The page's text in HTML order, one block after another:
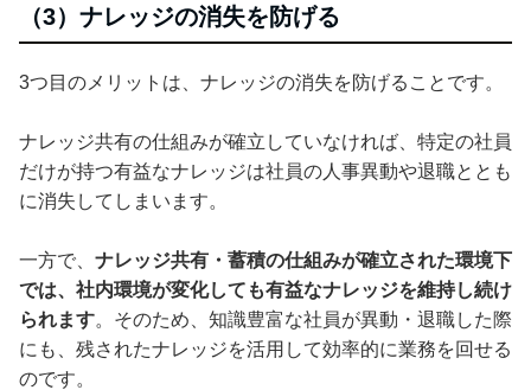
（3）ナレッジの消失を防げる
3つ目のメリットは、ナレッジの消失を防げることです。
ナレッジ共有の仕組みが確立していなければ、特定の社員
だけが持つ有益なナレッジは社員の人事異動や退職ととも
に消失してしまいます。
一方で、 ナレッジ共有・蓄積の仕組みが確立された環境下
では、社内環境が変化しても有益なナレッジを維持し続け
られます。そのため、知識豊富な社員が異動・退職した際
にも、残されたナレッジを活用して効率的に業務を回せる
のです。